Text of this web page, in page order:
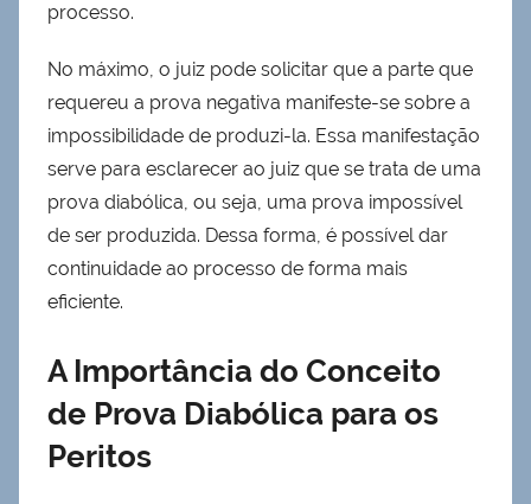
processo.
No máximo, o juiz pode solicitar que a parte que
requereu a prova negativa manifeste-se sobre a
impossibilidade de produzi-la. Essa manifestação
serve para esclarecer ao juiz que se trata de uma
prova diabólica, ou seja, uma prova impossível
de ser produzida. Dessa forma, é possível dar
continuidade ao processo de forma mais
eficiente.
A Importância do Conceito
de Prova Diabólica para os
Peritos